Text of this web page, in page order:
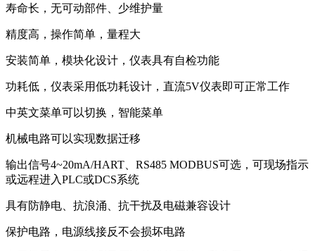
寿命长，无可动部件、少维护量
精度高，操作简单，量程大
安装简单，模块化设计，仪表具有自检功能
功耗低，仪表采用低功耗设计，直流5V仪表即可正常工作
中英文菜单可以切换，智能菜单
机械电路可以实现数据迁移
输出信号4~20mA/HART、RS485 MODBUS可选，可现场指示
或远程进入PLC或DCS系统
具有防静电、抗浪涌、抗干扰及电磁兼容设计
保护电路，电源线接反不会损坏电路